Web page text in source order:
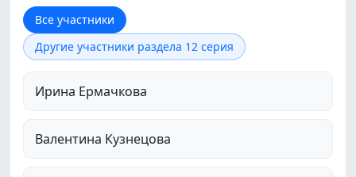
Все участники
Другие участники раздела 12 серия
Ирина Ермачкова
Валентина Кузнецова